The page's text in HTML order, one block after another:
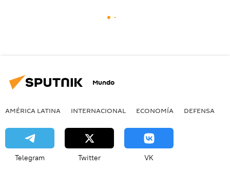
Mundo
AMÉRICA LATINA INTERNACIONAL ECONOMÍA DEFENSA
Telegram Twitter VK